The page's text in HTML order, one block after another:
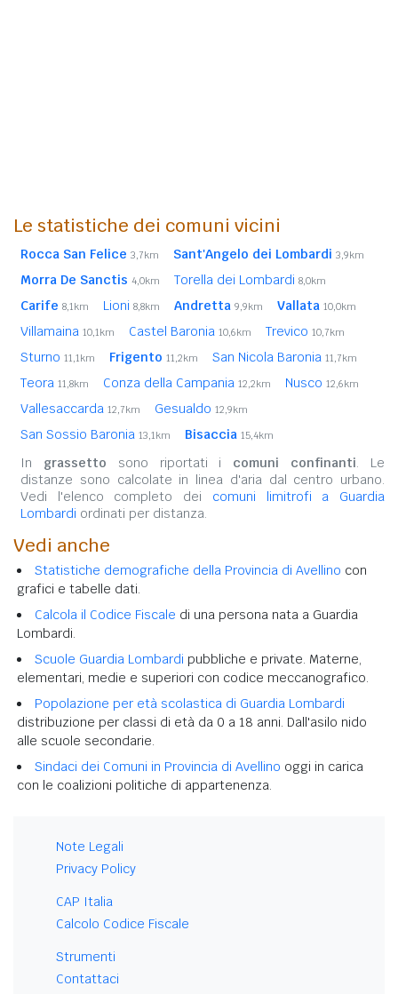
Le statistiche dei comuni vicini
Rocca San Felice 3,7km Sant'Angelo dei Lombardi 3,9km
Morra De Sanctis 4,0km Torella dei Lombardi 8,0km
Carife 8,1km Lioni 8,8km Andretta 9,9km Vallata 10,0km
Villamaina 10,1km Castel Baronia 10,6km Trevico 10,7km
Sturno 11,1km Frigento 11,2km San Nicola Baronia 11,7km
Teora 11,8km Conza della Campania 12,2km Nusco 12,6km
Vallesaccarda 12,7km Gesualdo 12,9km
San Sossio Baronia 13,1km Bisaccia 15,4km
In grassetto sono riportati i comuni confinanti. Le
distanze sono calcolate in linea d'aria dal centro urbano.
Vedi l'elenco completo dei comuni limitrofi a Guardia
Lombardi ordinati per distanza.
Vedi anche
Statistiche demografiche della Provincia di Avellino con
grafici e tabelle dati.
Calcola il Codice Fiscale di una persona nata a Guardia
Lombardi.
Scuole Guardia Lombardi pubbliche e private. Materne,
elementari, medie e superiori con codice meccanografico.
Popolazione per età scolastica di Guardia Lombardi
distribuzione per classi di età da 0 a 18 anni. Dall'asilo nido
alle scuole secondarie.
Sindaci dei Comuni in Provincia di Avellino oggi in carica
con le coalizioni politiche di appartenenza.
Note Legali
Privacy Policy
CAP Italia
Calcolo Codice Fiscale
Strumenti
Contattaci